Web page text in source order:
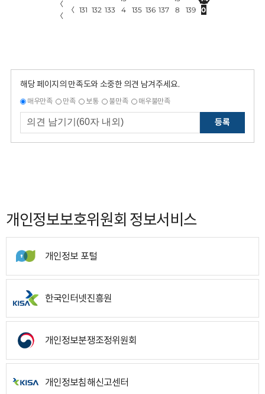
〈
〈
〈 131 132 133
4
135 136 137
8
139
0
해당 페이지의 만족도와 소중한 의견 남겨주세요.
매우만족 만족 보통 불만족 매우불만족
등록
개인정보보호위원회 정보서비스
개인정보 포털
한국인터넷진흥원
개인정보분쟁조정위원회
개인정보침해신고센터